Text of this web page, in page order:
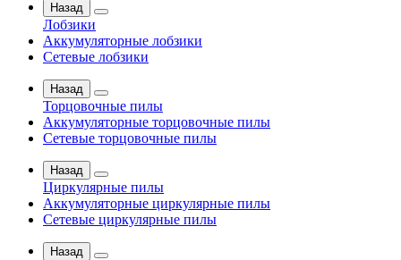
Назад
Лобзики
Аккумуляторные лобзики
Сетевые лобзики
Назад
Торцовочные пилы
Аккумуляторные торцовочные пилы
Сетевые торцовочные пилы
Назад
Циркулярные пилы
Аккумуляторные циркулярные пилы
Сетевые циркулярные пилы
Назад